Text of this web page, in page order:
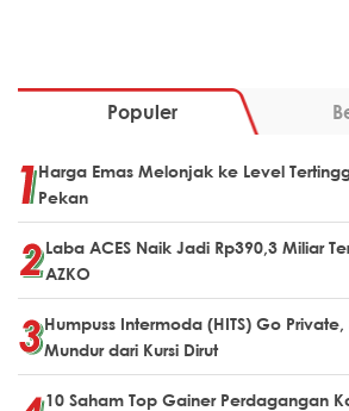
Populer
Harga Emas Melonjak ke Level
Pekan
Laba ACES Naik Jadi Rp390,3 Miliar
AZKO
Humpuss Intermoda (HITS) Go
Mundur dari Kursi Dirut
10 Saham Top Gainer Perdagangan